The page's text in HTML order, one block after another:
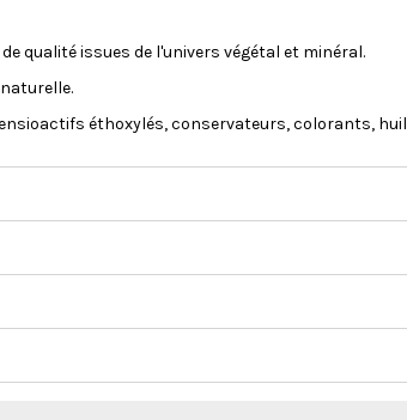
qualité issues de l'univers végétal et minéral.
éthoxylés, conservateurs, colorants,